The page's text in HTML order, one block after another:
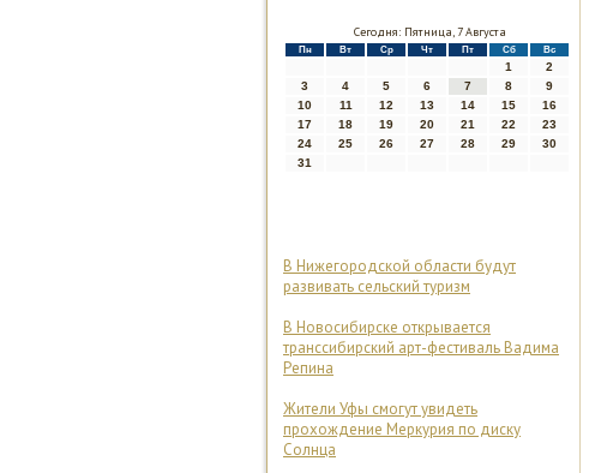
Сегодня: Пятница, 7 Августа
Пн Вт Ср Чт Пт Сб Вс
1
2
3
4 5 6 7 8
9
10
11 12 13 14 15
16
17
18 19 20 21 22
23
24
25 26 27 28 29
30
31
В Нижегородской области будут
развивать сельский туризм
В Новосибирске открывается
транссибирский арт-фестиваль Вадима
Репина
Жители Уфы смогут увидеть
прохождение Меркурия по диску
Солнца